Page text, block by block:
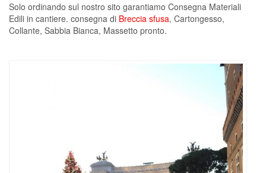
Solo ordinando sul nostro sito garantiamo Consegna Materiali
Edili in cantiere. consegna di Breccia sfusa, Cartongesso,
Collante, Sabbia Bianca, Massetto pronto.